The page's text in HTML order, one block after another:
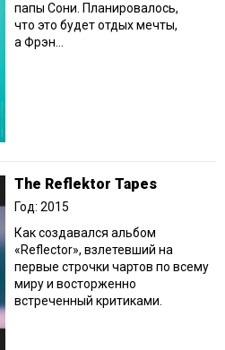
папы Сони. Планировалось,
что это будет отдых мечты,
а Фрэн...
The Reflektor Tapes
Год: 2015
Как создавался альбом
«Reflector», взлетевший на
первые строчки чартов по всему
миру и восторженно
встреченный критиками.